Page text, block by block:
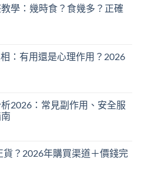
學：幾時食？食幾多？正確
：有用還是心理作用？2026
2026：常見副作用、安全服
貨？2026年購買渠道＋價錢完